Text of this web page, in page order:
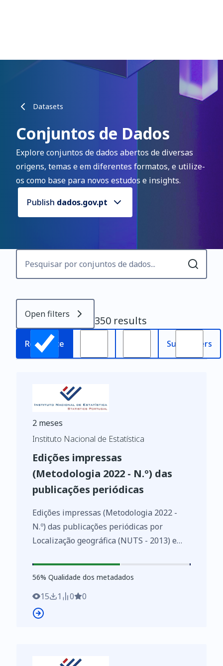
Datasets
Conjuntos de Dados
Explore conjuntos de dados abertos de diversas
origens, temas e em diferentes formatos, e utilize-
os como base para novos estudos e insights.
Publish dados.gov.pt
Open filters 350 results
Relevance Subscribers
2 meses
Instituto Nacional de Estatística
Edições impressas
(Metodologia 2022 - N.º) das
publicações periódicas
Edições impressas (Metodologia 2022 -
N.º) das publicações periódicas por
Localização geográfica (NUTS - 2013) e
Inquérito às publicações periódicas
https://www.ine.pt/xurl/indx/0012074/PT
56%
56% Qualidade dos metadados
15 1 0 0